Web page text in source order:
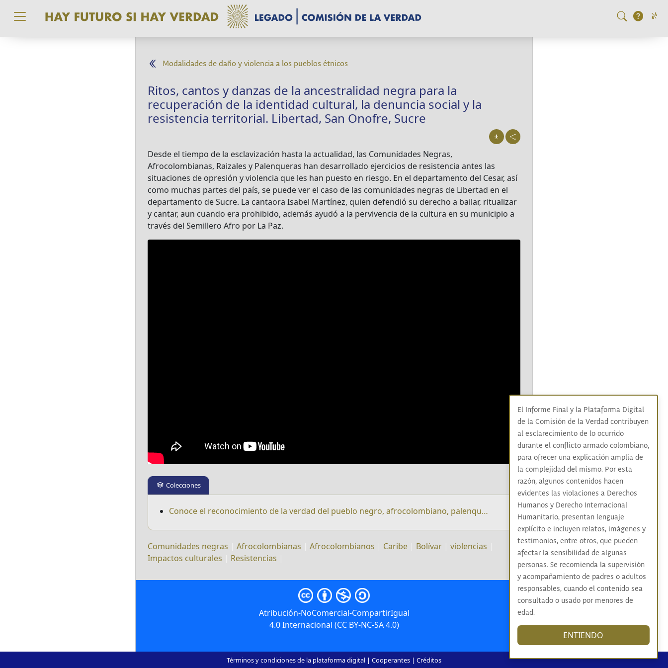
Pasar al contenido principal
Modalidades de daño y violencia a los pueblos étnicos
Ritos, cantos y danzas de la ancestralidad negra para la
recuperación de la identidad cultural, la denuncia social y la
resistencia territorial. Libertad, San Onofre, Sucre
Desde el tiempo de la esclavización hasta la actualidad, las Comunidades Negras,
Afrocolombianas, Raizales y Palenqueras han desarrollado ejercicios de resistencia antes las
situaciones de opresión y violencia que les han puesto en riesgo. En el departamento del Cesar, así
como muchas partes del país, se puede ver el caso de las comunidades negras de Libertad en el
departamento de Sucre. La cantaora Isabel Martínez, quien defendió su derecho a bailar, ritualizar
y cantar, aun cuando era prohibido, además ayudó a la pervivencia de la cultura en su municipio a
través del Semillero Afro por La Paz.
Colecciones
Conoce el reconocimiento de la verdad del pueblo negro, afrocolombiano, palenqu…
Comunidades negras Afrocolombianas Afrocolombianos Caribe Bolívar violencias
Impactos culturales
Resistencias
Atribución-NoComercial-CompartirIgual
4.0 Internacional (CC BY-NC-SA 4.0)
Términos y condiciones de la plataforma digital | Cooperantes | Créditos
El Informe Final y la Plataforma Digital
de la Comisión de la Verdad contribuyen
al esclarecimiento de lo ocurrido
durante el conflicto armado colombiano,
para ofrecer una explicación amplia de
la complejidad del mismo. Por esta
razón, algunos contenidos hacen
evidentes las violaciones a Derechos
Humanos y Derecho Internacional
Humanitario, presentan lenguaje
explícito e incluyen relatos, imágenes y
testimonios, entre otros, que pueden
afectar la sensibilidad de algunas
personas. Se recomienda la supervisión
y acompañamiento de padres o adultos
responsables, cuando el contenido sea
consultado o usado por menores de
edad.
ENTIENDO